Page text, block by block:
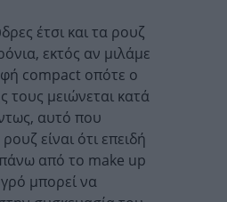
έτσι και τα ρουζ
εκτός αν μιλάμε
compact οπότε ο
τους μειώνεται κατά
αυτό που
είναι ότι επειδή
από το make up
μπορεί να